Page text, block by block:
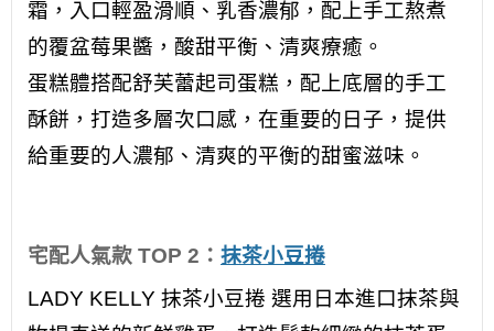
霜，入口輕盈滑順、乳香濃郁，配上手工熬煮
的覆盆莓果醬，酸甜平衡、清爽療癒。
蛋糕體搭配舒芙蕾起司蛋糕，配上底層的手工
酥餅，打造多層次口感，在重要的日子，提供
給重要的人濃郁、清爽的平衡的甜蜜滋味。
宅配人氣款 TOP 2： 抹茶小豆捲
LADY KELLY 抹茶小豆捲 選用日本進口抹茶與